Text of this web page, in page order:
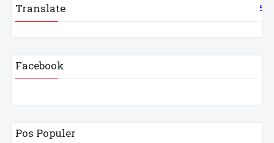
Translate
Facebook
Pos Populer